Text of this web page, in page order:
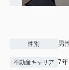
性別 男
不動産キャリア 7年